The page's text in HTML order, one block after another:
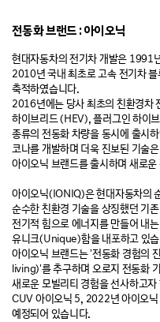
전동화 브랜드 : 아이오닉
현대자동차의 전기차 개발은 1991
2010년 국내 최초로 고속전기차 블
축적하였습니다.
2016년에는 당사 최초의 친환경차
하이브리드 (HEV), 플러그인하이
종류의 전동화 차량을 동시에 출시
코나를 개발하며 더욱 진보된 기술
아이오닉 브랜드를 출시하며 새로
아이오닉(IONIQ)은 현대자동차의
순수한 친환경 기술을 상징했던 기
전기적 힘으로 에너지를 만들어 내
유니크(Unique)함을 내포하고 있
아이오닉 브랜드는 '전동화 경험
living)'를 추구하며 오로지 전동화
새로운 모빌리티 경험을 선사하고
CUV 아이오닉 5, 2022년 아이오
예정되어 있습니다.